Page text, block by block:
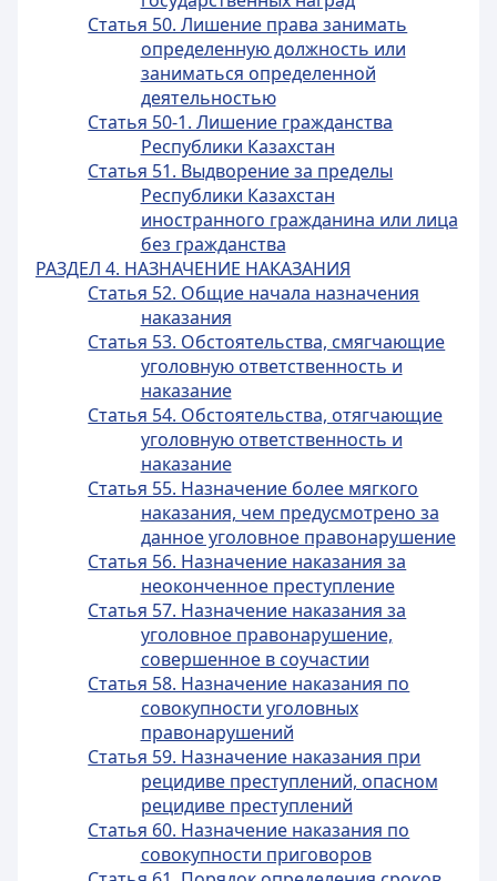
Статья 50. Лишение права занимать
определенную должность или
заниматься определенной
деятельностью
Статья 50-1. Лишение гражданства
Республики Казахстан
Статья 51. Выдворение за пределы
Республики Казахстан
иностранного гражданина или лица
без гражданства
РАЗДЕЛ 4. НАЗНАЧЕНИЕ НАКАЗАНИЯ
Статья 52. Общие начала назначения
наказания
Статья 53. Обстоятельства, смягчающие
уголовную ответственность и
наказание
Статья 54. Обстоятельства, отягчающие
уголовную ответственность и
наказание
Статья 55. Назначение более мягкого
наказания, чем предусмотрено за
данное уголовное правонарушение
Статья 56. Назначение наказания за
неоконченное преступление
Статья 57. Назначение наказания за
уголовное правонарушение,
совершенное в соучастии
Статья 58. Назначение наказания по
совокупности уголовных
правонарушений
Статья 59. Назначение наказания при
рецидиве преступлений, опасном
рецидиве преступлений
Статья 60. Назначение наказания по
совокупности приговоров